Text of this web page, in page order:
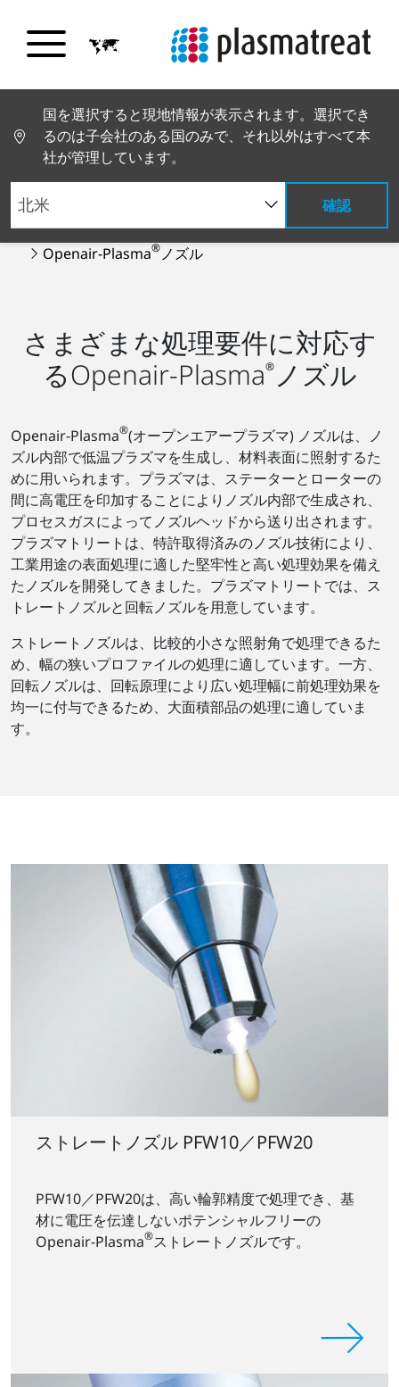
国を選択すると現地情報が表示されます。選択でき
るのは子会社のある国のみで、それ以外はすべて本
社が管理しています。
確認
PT トップページ
製品とサービス
プラズマ装置
Openair-Plasma®ノズル
さまざまな処理要件に対応す
るOpenair-Plasma®ノズル
Openair-Plasma®(オープンエアープラズマ) ノズルは、ノ
ズル内部で低温プラズマを生成し、材料表面に照射するた
めに用いられます。プラズマは、ステーターとローターの
間に高電圧を印加することによりノズル内部で生成され、
プロセスガスによってノズルヘッドから送り出されます。
プラズマトリートは、特許取得済みのノズル技術により、
工業用途の表面処理に適した堅牢性と高い処理効果を備え
たノズルを開発してきました。プラズマトリートでは、ス
トレートノズルと回転ノズルを用意しています。
ストレートノズルは、比較的小さな照射角で処理できるた
め、幅の狭いプロファイルの処理に適しています。一方、
回転ノズルは、回転原理により広い処理幅に前処理効果を
均一に付与できるため、大面積部品の処理に適していま
す。
ストレートノズル PFW10／PFW20
PFW10／PFW20は、高い輪郭精度で処理でき、基
材に電圧を伝達しないポテンシャルフリーの
Openair-Plasma®ストレートノズルです。